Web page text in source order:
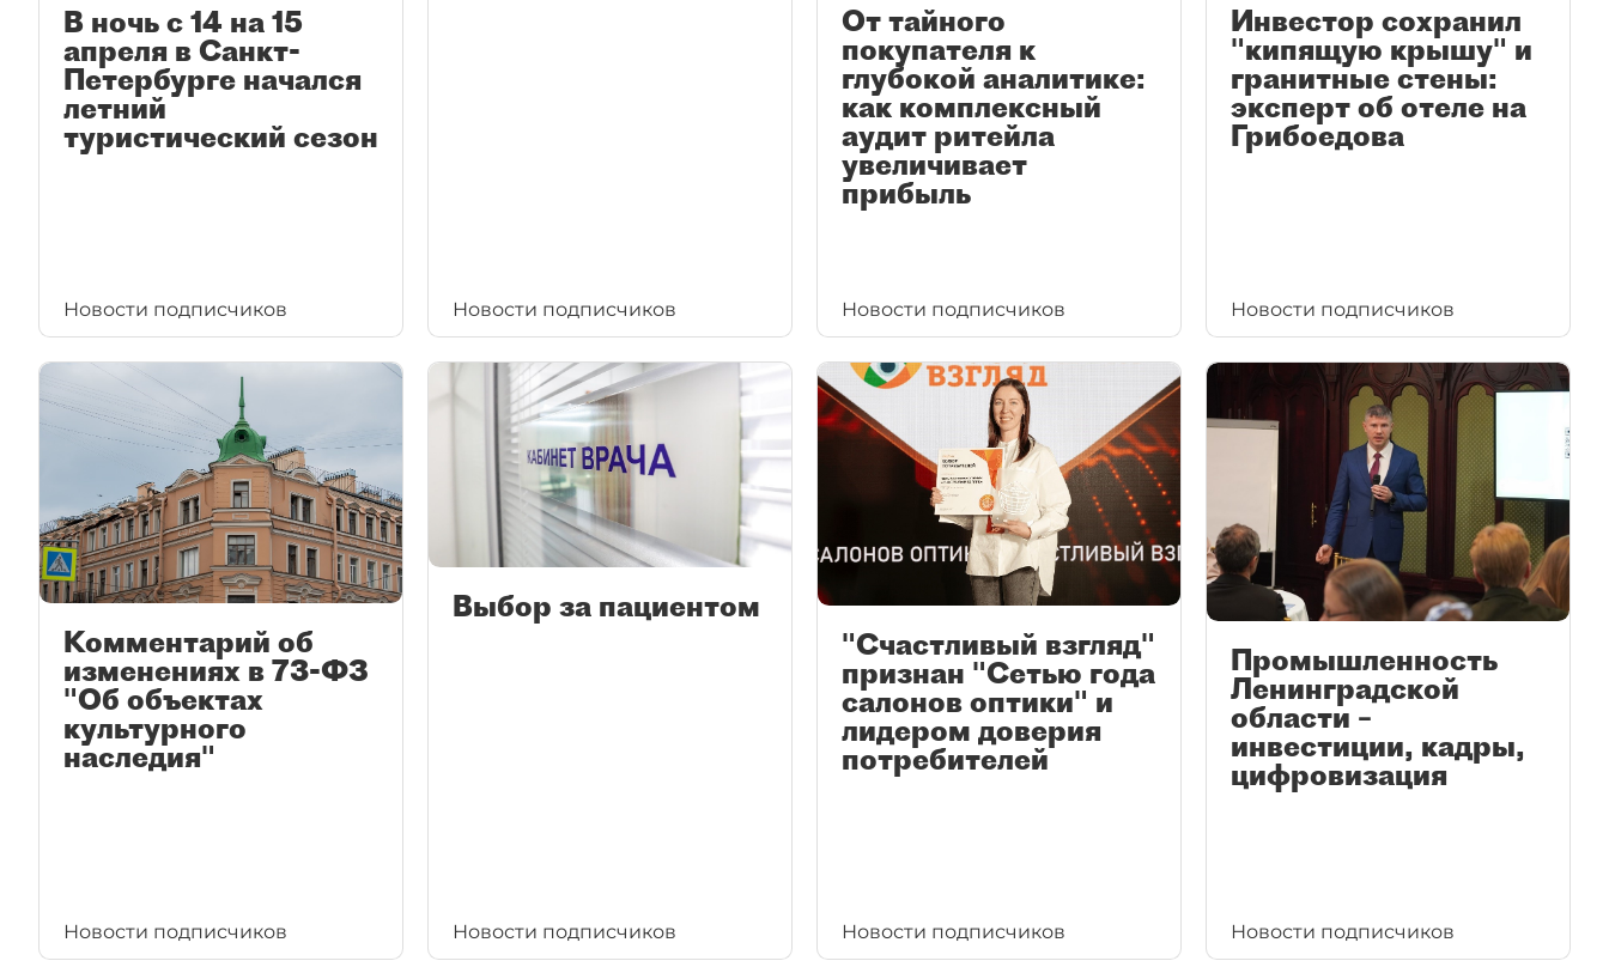
В ночь с 14 на 15
апреля в Санкт-
Петербурге начался
летний
туристический сезон
Новости подписчиков Новости подписчиков
От тайного
покупателя к
глубокой аналитике:
как комплексный
аудит ритейла
увеличивает
прибыль
Новости подписчиков
Инвестор сохранил
"кипящую крышу" и
гранитные стены:
эксперт об отеле на
Грибоедова
Новости подписчиков
Комментарий об
изменениях в 73-ФЗ
"Об объектах
культурного
наследия"
Новости подписчиков
Выбор за пациентом
Новости подписчиков
"Счастливый взгляд"
признан "Сетью года
салонов оптики" и
лидером доверия
потребителей
Новости подписчиков
Промышленность
Ленинградской
области –
инвестиции, кадры,
цифровизация
Новости подписчиков